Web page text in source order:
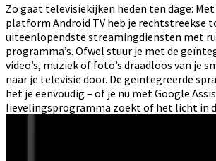
Zo gaat televisiekijken heden ten dage:
platform Android TV heb je rechtstreekse
uiteenlopendste streamingdiensten met
programma’s. Ofwel stuur je met de
video’s, muziek of foto’s draadloos van je
naar je televisie door. De geïntegreerde
het je eenvoudig – of je nu met Google
lievelingsprogramma zoekt of het licht in